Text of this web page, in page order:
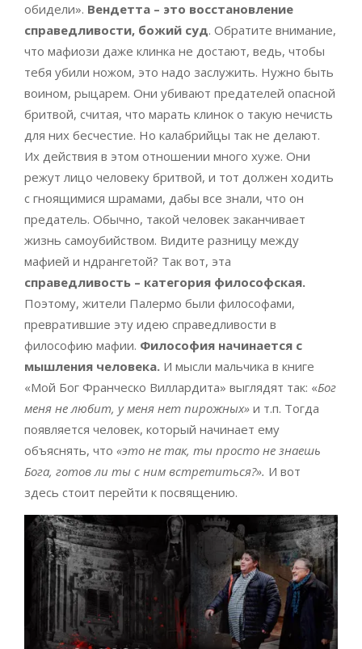
обидели». Вендетта – это восстановление
справедливости, божий суд. Обратите внимание,
что мафиози даже клинка не достают, ведь, чтобы
тебя убили ножом, это надо заслужить. Нужно быть
воином, рыцарем. Они убивают предателей опасной
бритвой, считая, что марать клинок о такую нечисть
для них бесчестие. Но калабрийцы так не делают.
Их действия в этом отношении много хуже. Они
режут лицо человеку бритвой, и тот должен ходить
с гноящимися шрамами, дабы все знали, что он
предатель. Обычно, такой человек заканчивает
жизнь самоубийством. Видите разницу между
мафией и ндрангетой? Так вот, эта
справедливость ­­– категория философская.
Поэтому, жители Палермо были философами,
превратившие эту идею справедливости в
философию мафии. Философия начинается с
мышления человека. И мысли мальчика в книге
«Мой Бог Франческо Виллардита» выглядят так: «Бог
меня не любит, у меня нет пирожных» и т.п. Тогда
появляется человек, который начинает ему
объяснять, что «это не так, ты просто не знаешь
Бога, готов ли ты с ним встретиться?». И вот
здесь стоит перейти к посвящению.